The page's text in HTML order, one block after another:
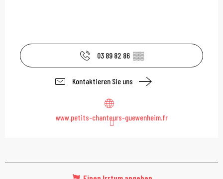
03 89 82 86 ▒▒
Kontaktieren Sie uns
www.petits-chanteurs-guewenheim.fr